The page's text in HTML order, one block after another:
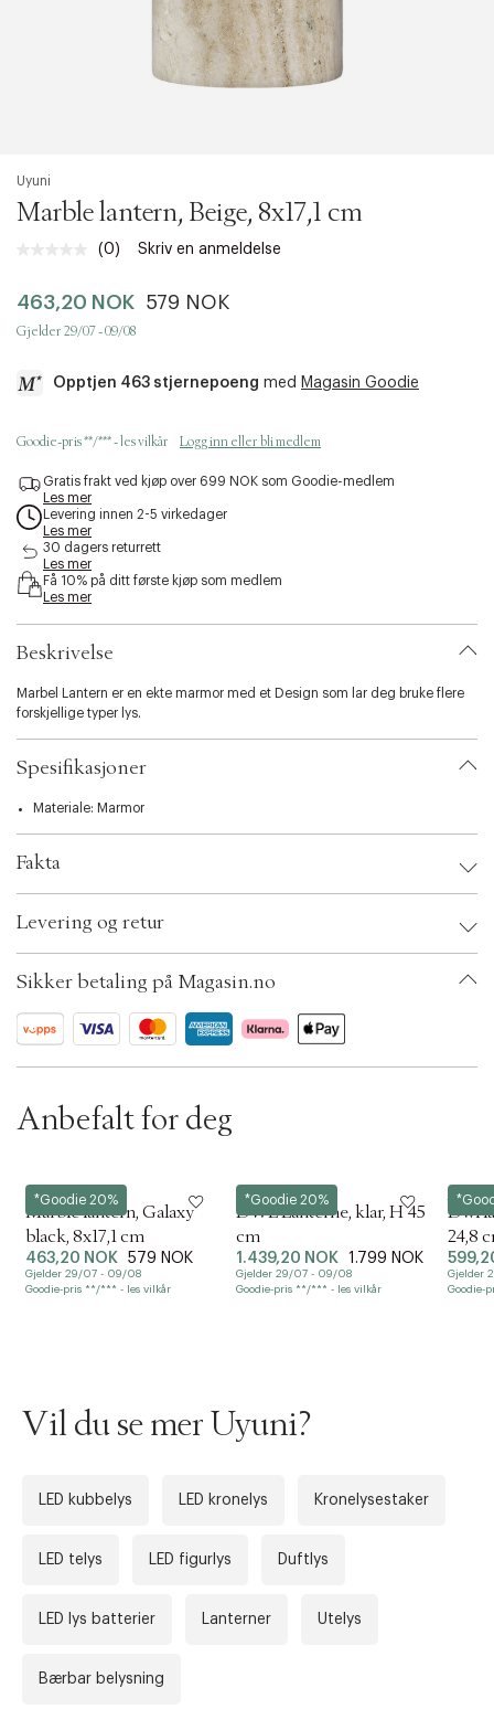
Uyuni
Marble lantern, Beige, 8x17,1 cm
Ingen
Samme
sidelenke.
(0) Skriv en anmeldelse
463,20 NOK 579 NOK
Gjelder 29/07 - 09/08
Opptjen 463 stjernepoeng med Magasin Goodie
c
e
s
s
b
i
i
t
.
v
i
t
n
e
c
o
n
Goodie-pris **/*** - les vilkår Logg inn eller bli medlem
Gratis frakt ved kjøp over 699 NOK som Goodie-medlem
Les mer
Levering innen 2-5 virkedager
Les mer
30 dagers returrett
Les mer
Få 10% på ditt første kjøp som medlem
Les mer
Beskrivelse
Marbel Lantern er en ekte marmor med et Design som lar deg bruke flere
forskjellige typer lys.
Spesifikasjoner
Materiale: Marmor
Fakta
EAN: 5708311308062
ID: BDZJ41-0008
Levering og retur
Sikker betaling på Magasin.no
Anbefalt for deg
*Goodie 20%
Uyuni
Marble lantern, Galaxy
black, 8x17,1 cm
463,20 NOK 579 NOK
Gjelder 29/07 - 09/08
Goodie-pris **/*** - les vilkår
*Goodie 20%
Holmegaard
DWL Lanterne, klar, H 45
cm
1.439,20 NOK 1.799 NOK
Gjelder 29/07 - 09/08
Goodie-pris **/*** - les vilkår
Dwl
24,8
Gjelder
Goodie-
Forrige
Vil du se mer Uyuni?
LED kubbelys LED kronelys Kronelysestaker
LED telys LED figurlys Duftlys
LED lys batterier Lanterner Utelys
Bærbar belysning